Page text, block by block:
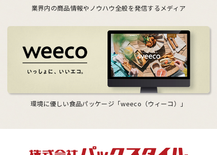
業界内の商品情報やノウハウ全般を発信するメディア
環境に優しい食品パッケージ「weeco（ウィーコ）」